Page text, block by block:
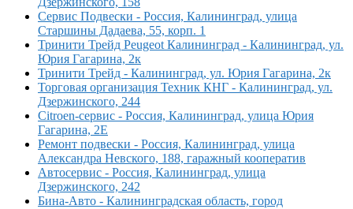
Сервис Подвески - Россия, Калининград, улица
Старшины Дадаева, 55, корп. 1
Тринити Трейд Peugeot Калининград - Калининград, ул.
Юрия Гагарина, 2к
Тринити Трейд - Калининград, ул. Юрия Гагарина, 2к
Торговая организация Техник КНГ - Калининград, ул.
Дзержинского, 244
Citroеn-сервис - Россия, Калининград, улица Юрия
Гагарина, 2Е
Ремонт подвески - Россия, Калининград, улица
Александра Невского, 188, гаражный кооператив
Автосервис - Россия, Калининград, улица
Дзержинского, 242
Бина-Авто - Калининградская область, город